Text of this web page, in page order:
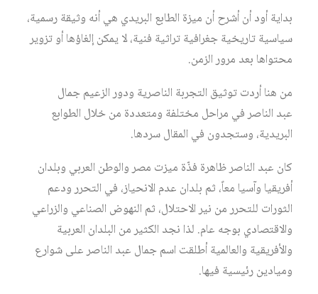
بداية أود أن أشرح أن ميزة الطابع البريدي هي أنه وثيقة رسمية،
سياسية تاريخية جغرافية تراثية فنية، لا يمكن إلغاؤها أو تزوير
محتواها بعد مرور الزمن.
من هنا أردت توثيق التجربة الناصرية ودور الزعيم جمال
عبد الناصر في مراحل مختلفة ومتعددة من خلال الطوابع
البريدية، وستجدون في المقال سردها.
كان عبد الناصر ظاهرة فذّة ميزت مصر والوطن العربي وبلدان
أفريقيا وآسيا معاً، ثم بلدان عدم الانحياز، في التحرر ودعم
الثورات للتحرر من نير الاحتلال، ثم النهوض الصناعي والزراعي
والاقتصادي بوجه عام. لذا نجد الكثير من البلدان العربية
والأفريقية والعالمية أطلقت اسم جمال عبد الناصر على شوارع
وميادين رئيسية فيها.